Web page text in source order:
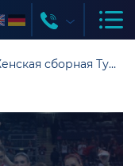
Женская сборная Турции по волейболу